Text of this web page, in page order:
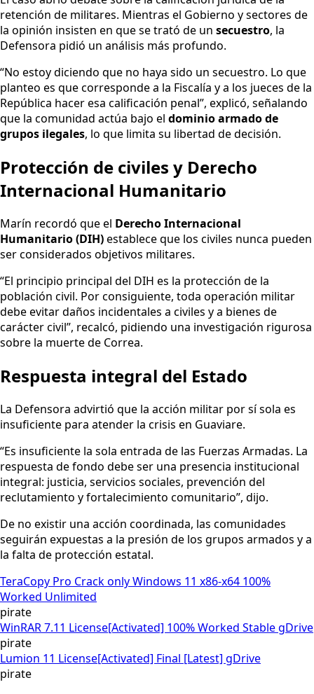
retención de militares. Mientras el Gobierno y sectores de
la opinión insisten en que se trató de un secuestro, la
Defensora pidió un análisis más profundo.
“No estoy diciendo que no haya sido un secuestro. Lo que
planteo es que corresponde a la Fiscalía y a los jueces de la
República hacer esa calificación penal”, explicó, señalando
que la comunidad actúa bajo el dominio armado de
grupos ilegales, lo que limita su libertad de decisión.
Protección de civiles y Derecho
Internacional Humanitario
Marín recordó que el Derecho Internacional
Humanitario (DIH)establece que los civiles nunca pueden
ser considerados objetivos militares.
“El principio principal del DIH es la protección de la
población civil. Por consiguiente, toda operación militar
debe evitar daños incidentales a civiles y a bienes de
carácter civil”, recalcó, pidiendo una investigación rigurosa
sobre la muerte de Correa.
Respuesta integral del Estado
La Defensora advirtió que la acción militar por sí sola es
insuficiente para atender la crisis en Guaviare.
“Es insuficiente la sola entrada de las Fuerzas Armadas. La
respuesta de fondo debe ser una presencia institucional
integral: justicia, servicios sociales, prevención del
reclutamiento y fortalecimiento comunitario”, dijo.
De no existir una acción coordinada, las comunidades
seguirán expuestas a la presión de los grupos armados y a
la falta de protección estatal.
TeraCopy Pro Crack only Windows 11 x86-x64 100%
Worked Unlimited
pirate
WinRAR 7.11 License[Activated] 100% Worked Stable gDrive
pirate
Lumion 11 License[Activated] Final [Latest] gDrive
pirate